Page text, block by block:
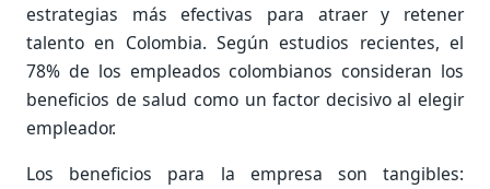
estrategias más efectivas para atraer y retener
talento en Colombia. Según estudios recientes, el
78% de los empleados colombianos consideran los
beneficios de salud como un factor decisivo al elegir
empleador.
Los beneficios para la empresa son tangibles: